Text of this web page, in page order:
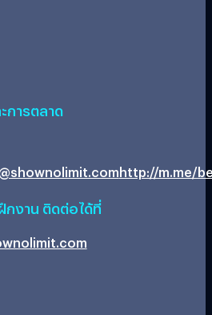
การตลาด
http://m.me/
กงาน ติดต่อได้ที่